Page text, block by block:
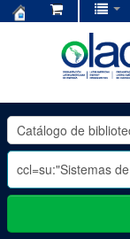
OLADE
-